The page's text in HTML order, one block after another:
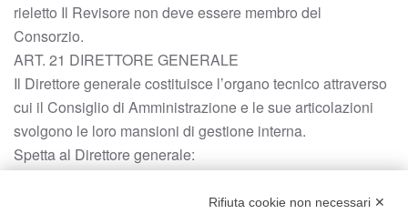
rieletto Il Revisore non deve essere membro del
Consorzio.
ART. 21 DIRETTORE GENERALE
Il Direttore generale costituisce l’organo tecnico attraverso
cui il Consiglio di Amministrazione e le sue articolazioni
svolgono le loro mansioni di gestione interna.
Spetta al Direttore generale:
Rifiuta cookie non necessari ✕